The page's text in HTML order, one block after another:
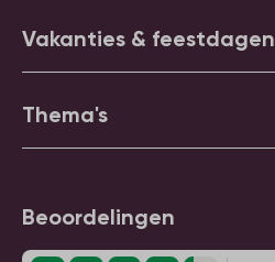
Vakanties & feestdagen
Thema's
Beoordelingen